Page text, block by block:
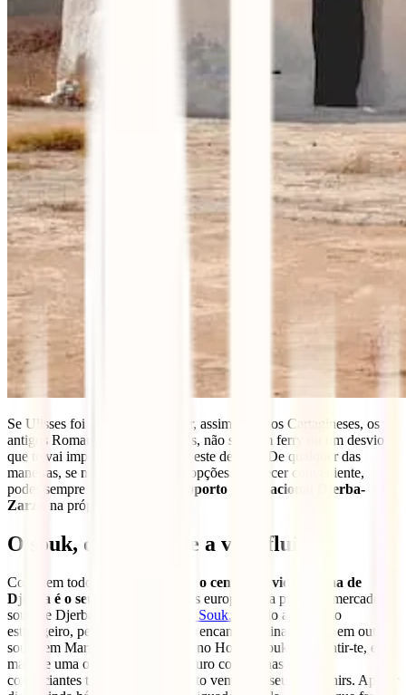
Se Ulisses foi capaz de lá chegar, assim como os Cartagineses, os
antigos Romanos e os Bizantinos, não será um ferry ou um desvio
que te vai impedir de chegares a este destino. De qualquer das
maneiras, se nenhuma das duas opções te parecer conveniente,
podes sempre
voar para o Aeroporto Internacional Djerba-
Zarzis
na própria ilha.
O souk, o lugar onde a vida flui
Como em todos os países árabes, o centro da vida na ilha de
Djerba é o seu souk
– nos países europeus é a praça do mercado. O
souk de Djerba chama-se
Houmt Souk. Devido ao turismo
estrangeiro, perdeu algum do seu encanto original. Como em outros
souks em Marrocos ou no Egito, no Houmt Souk vais sentir-te, em
mais de uma ocasião, como um euro com pernas que os
comerciantes tentam a todo o custo vender os seus souvenirs. Apesar